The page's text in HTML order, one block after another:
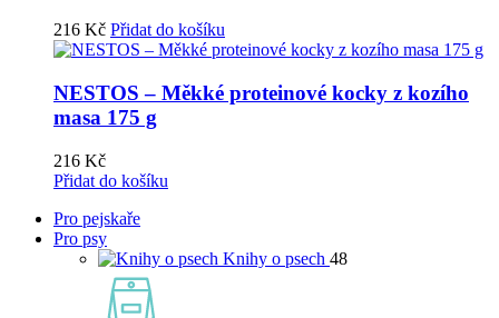
216 Kč Přidat do košíku
NESTOS – Měkké proteinové kocky z kozího
masa 175 g
216 Kč
Přidat do košíku
Pro pejskaře
Pro psy
Knihy o psech 48